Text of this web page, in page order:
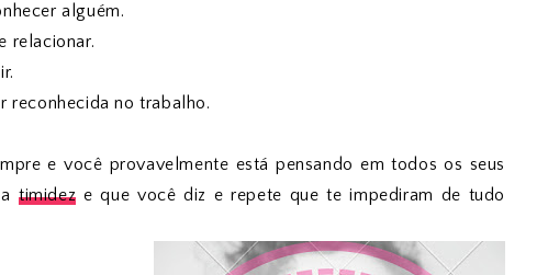
alguém.
relacionar.
reconhecida no trabalho.
e você provavelmente está pensando em todos os seus
timidez e que você diz e repete que te impediram de tudo